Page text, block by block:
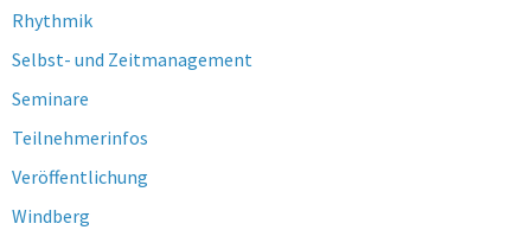
Rhythmik
Selbst- und Zeitmanagement
Seminare
Teilnehmerinfos
Veröffentlichung
Windberg